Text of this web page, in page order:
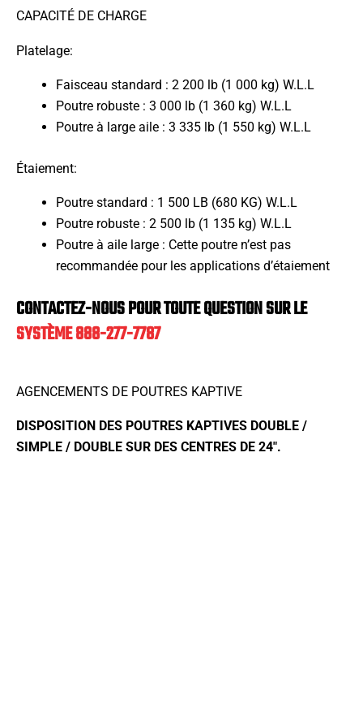
CAPACITÉ DE CHARGE
Platelage:
Faisceau standard : 2 200 lb (1 000 kg) W.L.L
Poutre robuste : 3 000 lb (1 360 kg) W.L.L
Poutre à large aile : 3 335 lb (1 550 kg) W.L.L
Étaiement:
Poutre standard : 1 500 LB (680 KG) W.L.L
Poutre robuste : 2 500 lb (1 135 kg) W.L.L
Poutre à aile large : Cette poutre n’est pas
recommandée pour les applications d’étaiement
CONTACTEZ-NOUS POUR TOUTE QUESTION SUR LE
SYSTÈME 888-277-7787
AGENCEMENTS DE POUTRES KAPTIVE
DISPOSITION DES POUTRES KAPTIVES DOUBLE /
SIMPLE / DOUBLE SUR DES CENTRES DE 24″.